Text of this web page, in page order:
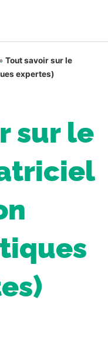
» Tout savoir sur le
expertes)
sur le